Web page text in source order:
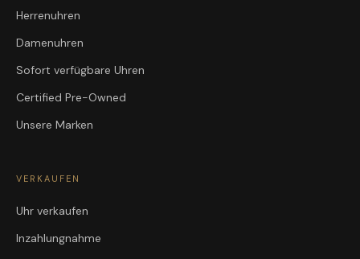
Herrenuhren
Damenuhren
Sofort verfügbare Uhren
Certified Pre-Owned
Unsere Marken
VERKAUFEN
Uhr verkaufen
Inzahlungnahme